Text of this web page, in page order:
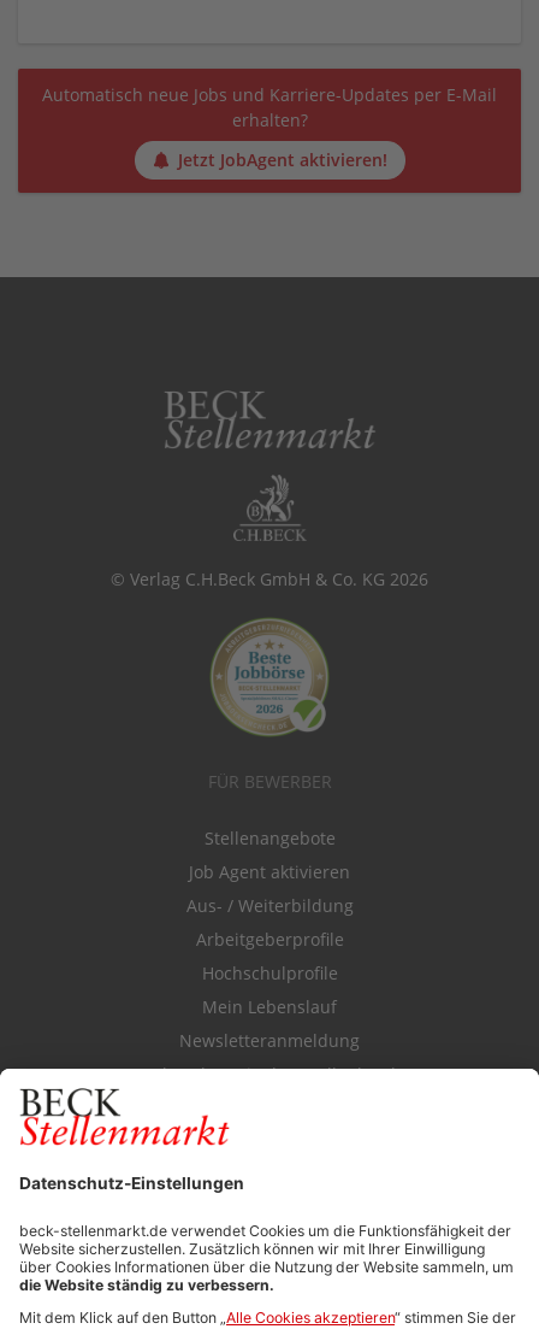
Automatisch neue Jobs und Karriere-Updates per E-Mail
erhalten?
Jetzt JobAgent aktivieren!
© Verlag C.H.Beck GmbH & Co. KG 2026
FÜR BEWERBER
Stellenangebote
Job Agent aktivieren
Aus- / Weiterbildung
Arbeitgeberprofile
Hochschulprofile
Mein Lebenslauf
Newsletteranmeldung
Durchsuchen Sie den Stellenkatalog
FÜR ARBEITGEBER
Stellenmarktpreise
Anzeigen-AGB
Media-Daten
Newsletteranmeldung
Produktübersicht